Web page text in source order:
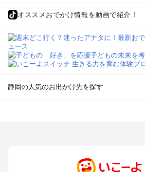
オススメおでかけ情報を動画で紹介！
静岡の人気のお出かけ先を探す
小田原・熱海・湯河原・真鶴のプールお出